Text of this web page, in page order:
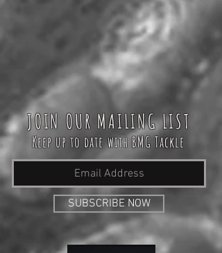
JOIN OUR MAILING LIST
Keep up to date with BMG Tackle
SUBSCRIBE NOW